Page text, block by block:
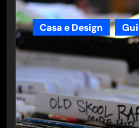
Casa e Design